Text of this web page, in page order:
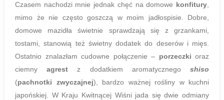
Czasem nachodzi mnie jednak chęć na domowe konfitury,
mimo że nie często goszczą w moim jadłospisie. Dobre,
domowe mazidła świetnie sprawdzają się z grzankami,
tostami, stanowią też świetny dodatek do deserów i mięs.
Ostatnio znalazłam cudowne połączenie – porzeczki oraz
ciemnyagrest z dodatkiem aromatycznegoshiso
(pachnotki zwyczajnej), bardzo ważnej rośliny w kuchni
japońskiej. W Kraju Kwitnącej Wiśni jada się dwie odmiany